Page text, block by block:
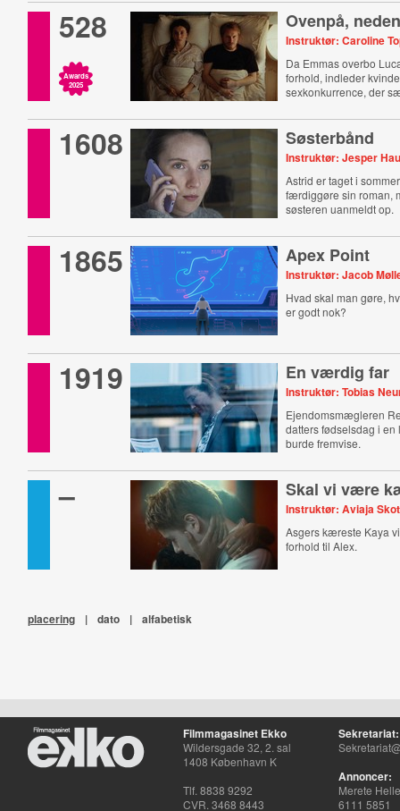
528
Awards
2025
Ovenpå,
Instruktør: Caroline
Da Emmas overbo
forhold, indleder
sexkonkurrence, der
1608 Søsterbånd
Instruktør: Jesper
Astrid er taget i
færdiggøre sin roman,
søsteren uanmeldt op.
1865 Apex Point
Instruktør: Jacob
Hvad skal man gøre,
er godt nok?
1919 En værdig far
Instruktør: Tobias
Ejendomsmægleren
datters fødselsdag i
burde fremvise.
– Skal vi være
Instruktør: Aviaja
Asgers kæreste Kaya
forhold til Alex.
placering | dato | alfabetisk
Filmmagasinet Ekko
Wildersgade 32, 2. sal
1408 København K
Tlf. 8838 9292
CVR. 3468 8443
Sekretariat:
Annoncer:
Merete
6111 5851